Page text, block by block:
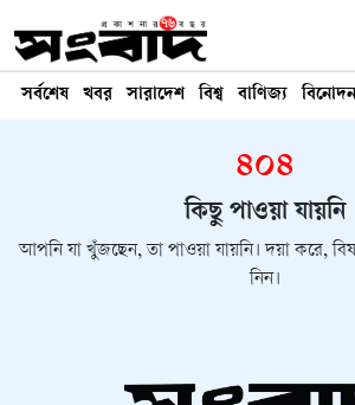
সর্বশেষ খবর সারাদেশ বিশ্ব বাণিজ্য বিনোদন
৪০৪
কিছু পাওয়া যায়নি
আপনি যা খুঁজছেন, তা পাওয়া যায়নি। দয়া করে,
নিন।